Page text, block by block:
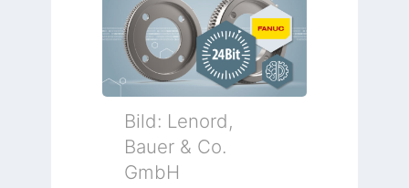
n
g
k
o
i
5
G
a
u
e
n
g
e
b
e
r
o
m
Bild: Lenord,
Bauer & Co.
GmbH